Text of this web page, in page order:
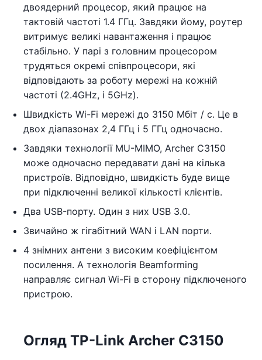
двоядерний процесор, який працює на
тактовій частоті 1.4 ГГц. Завдяки йому, роутер
витримує великі навантаження і працює
стабільно. У парі з головним процесором
трудяться окремі співпроцесори, які
відповідають за роботу мережі на кожній
частоті (2.4GHz, і 5GHz).
Швидкість Wi-Fi мережі до 3150 Мбіт / с. Це в
двох діапазонах 2,4 ГГц і 5 ГГц одночасно.
Завдяки технології MU-MIMO, Archer C3150
може одночасно передавати дані на кілька
пристроїв. Відповідно, швидкість буде вище
при підключенні великої кількості клієнтів.
Два USB-порту. Один з них USB 3.0.
Звичайно ж гігабітний WAN і LAN порти.
4 знімних антени з високим коефіцієнтом
посилення. А технологія Beamforming
направляє сигнал Wi-Fi в сторону підключеного
пристрою.
Огляд TP-Link Archer C3150